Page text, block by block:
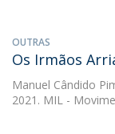
OUTRAS
Os Irmãos
Manuel Cândido
2021. MIL -